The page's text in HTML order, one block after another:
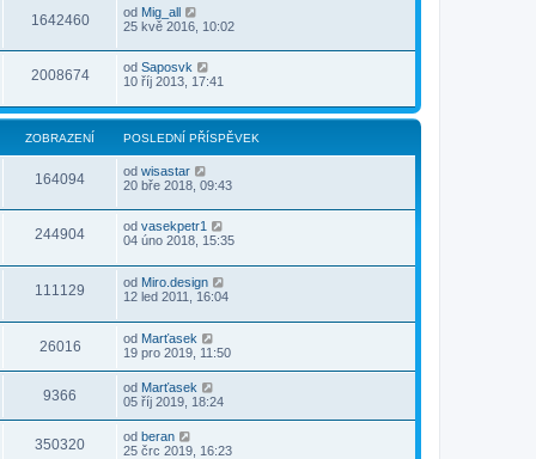
1642460 od Mig_all
25 kvě 2016, 10:02
2008674 od Saposvk
10 říj 2013, 17:41
ZOBRAZENÍ POSLEDNÍ PŘÍSPĚVEK
164094 od wisastar
20 bře 2018, 09:43
244904 od vasekpetr1
04 úno 2018, 15:35
111129 od Miro.design
12 led 2011, 16:04
26016 od Marťasek
19 pro 2019, 11:50
9366 od Marťasek
05 říj 2019, 18:24
350320 od beran
25 črc 2019, 16:23